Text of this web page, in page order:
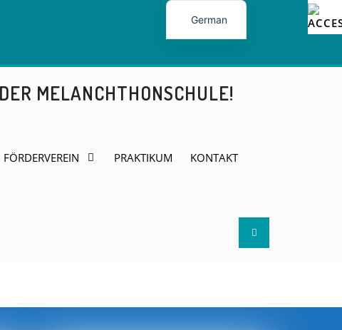
MELANCHTHONSCHULE!
FÖRDERVEREIN PRAKTIKUM KONTAKT
Search
German